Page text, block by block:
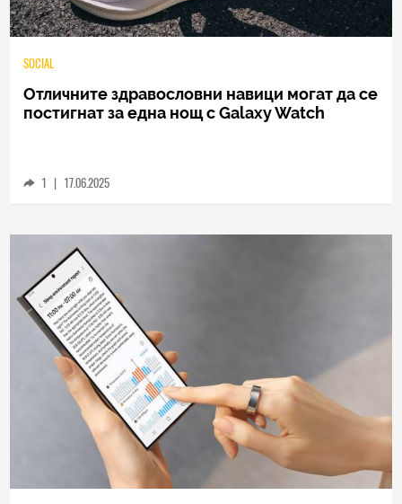
SOCIAL
Отличните здравословни навици могат да се
постигнат за една нощ с Galaxy Watch
1 | 17.06.2025